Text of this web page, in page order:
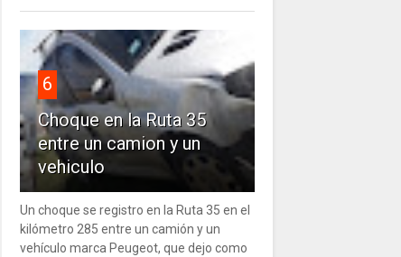
6
Choque en la Ruta 35
entre un camion y un
vehiculo
Un choque se registro en la Ruta 35 en el
kilómetro 285 entre un camión y un
vehículo marca Peugeot, que dejo como